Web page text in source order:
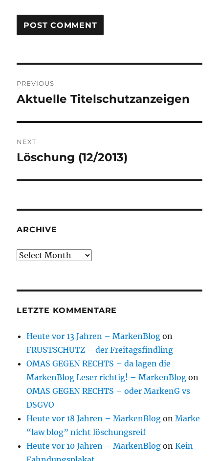
navigation
PREVIOUS
Previous
Aktuelle Titelschutzanzeigen
NEXT
Next
Löschung (12/2013)
ARCHIVE
Archive
LETZTE KOMMENTARE
Heute vor 13 Jahren – MarkenBlog on
FRUSTSCHUTZ – der Freitagsfindling
OMAS GEGEN RECHTS – da lagen die
MarkenBlog Leser richtig! – MarkenBlog on
OMAS GEGEN RECHTS – oder MarkenG vs
DSGVO
Heute vor 18 Jahren – MarkenBlog onMarke
“law blog” nicht löschungsreif
Heute vor 10 Jahren – MarkenBlog onKein